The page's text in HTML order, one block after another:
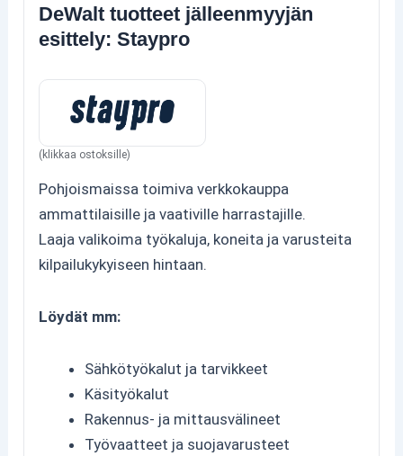
DeWalt tuotteet jälleenmyyjän
esittely: Staypro
(klikkaa ostoksille)
Pohjoismaissa toimiva verkkokauppa
ammattilaisille ja vaativille harrastajille.
Laaja valikoima työkaluja, koneita ja varusteita
kilpailukykyiseen hintaan.
Löydät mm:
Sähkötyökalut ja tarvikkeet
Käsityökalut
Rakennus- ja mittausvälineet
Työvaatteet ja suojavarusteet